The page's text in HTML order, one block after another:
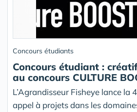
Concours étudiants
Concours étudiant :
au concours CULTURE
L’Agrandisseur Fisheye lance la
appel à projets dans les